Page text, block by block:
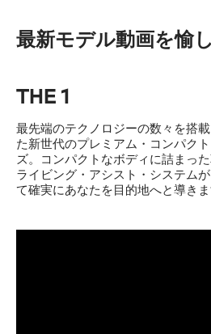
FD宣言
最新モデル動画を愉し
THE 1
最先端のテクノロジーの数々を搭
た新世代のプレミアム・コンパク
ズ。コンパクトなボディに詰まっ
ライビング・アシスト・システム
て確実にあなたを目的地へと導きま